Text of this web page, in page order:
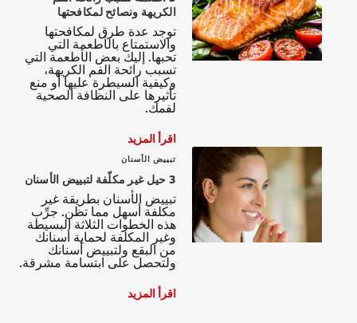
الكريهة ونصائح لمكافحتها
توجد عدة طرق لمكافحتها
والاستمتاع بالأطعمة التي
تحبها. إليك بعض الأطعمة التي
تسبب رائحة الفم الكريهة،
وكيفية السيطرة عليها أو منع
تأثيرها على النظافة الصحية
لفمك.
اقرأ المزيد
تبييض الأسنان
3 حيل غير مكلّفة لتبييض الأسنان
تبييض الأسنان بطريقة غير
مكلفة أسهل مما تظن. جرِّب
هذه الخطوات الثلاثة البسيطة
وغير المكلفة لحماية أسنانك
من البقع ولتبييض أسنانك
ولتحصل على ابتسامة مشرقة.
اقرأ المزيد